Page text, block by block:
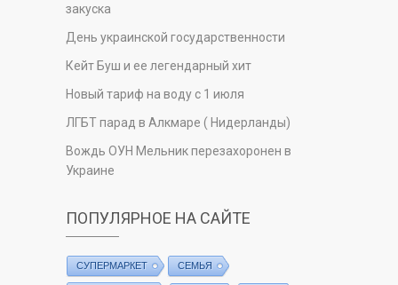
закуска
День украинской государственности
Кейт Буш и ее легендарный хит
Новый тариф на воду с 1 июля
ЛГБТ парад в Алкмаре ( Нидерланды)
Вождь ОУН Мельник перезахоронен в
Украине
ПОПУЛЯРНОЕ НА САЙТЕ
СУПЕРМАРКЕТ СЕМЬЯ